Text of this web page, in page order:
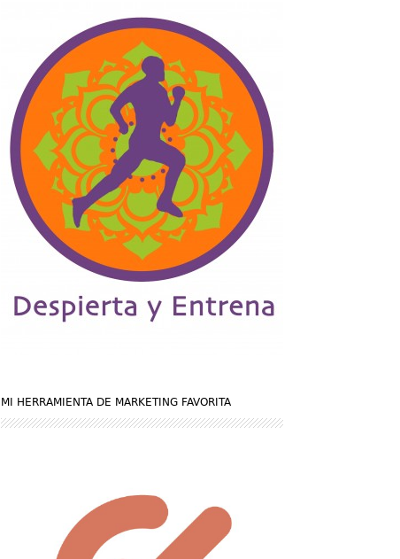
MI HERRAMIENTA DE MARKETING FAVORITA